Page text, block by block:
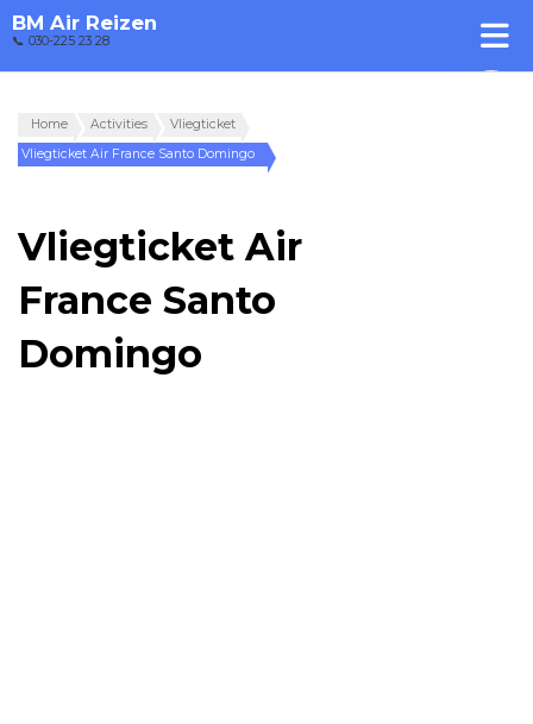
BM Air Reizen
📞 030-225 23 28
Home Activities
Vliegticket
Vliegticket Air France Santo Domingo
Vliegticket Air
France Santo
Domingo